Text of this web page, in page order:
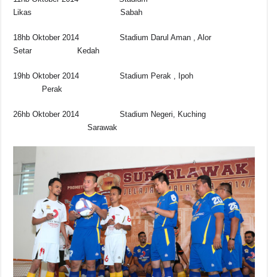
Likas Sabah
18hb Oktober 2014 Stadium Darul Aman , Alor
Setar Kedah
19hb Oktober 2014 Stadium Perak , Ipoh
Perak
26hb Oktober 2014 Stadium Negeri, Kuching
Sarawak